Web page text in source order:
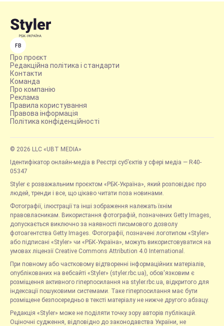
FB
Про проєкт
Редакційна політика і стандарти
Контакти
Команда
Про компанію
Реклама
Правила користування
Правова інформація
Політика конфіденційності
© 2026 LLC «UBT MEDIA»
Ідентифікатор онлайн-медіа в Реєстрі суб’єктів у сфері медіа — R40-
05347
Styler є розважальним проєктом «РБК-Україна», який розповідає про
людей, тренди і все, що цікаво читати поза новинами.
Фотографії, ілюстрації та інші зображення належать їхнім
правовласникам. Використання фотографій, позначених Getty Images,
допускається виключно за наявності письмового дозволу
фотоагентства Getty Images. Фотографії, позначені логотипом «Styler»
або підписані «Styler» чи «РБК-Україна», можуть використовуватися на
умовах ліцензії Creative Commons Attribution 4.0 International.
При повному або частковому відтворенні інформаційних матеріалів,
опублікованих на вебсайті «Styler» (styler.rbc.ua), обов'язковим є
розміщення активного гіперпосилання на styler.rbc.ua, відкритого для
індексації пошуковими системами. Таке гіперпосилання має бути
розміщене безпосередньо в тексті матеріалу не нижче другого абзацу.
Редакція «Styler» може не поділяти точку зору авторів публікацій.
Оціночні судження, відповідно до законодавства України, не